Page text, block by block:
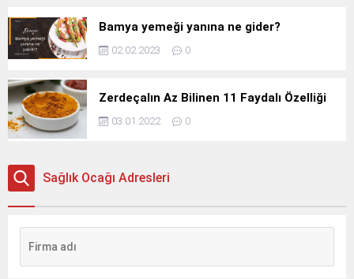
Bamya yemeği yanına ne gider?
02.02.2023 0
Zerdeçalın Az Bilinen 11 Faydalı Özelliği
03.01.2022 0
Sağlık Ocağı Adresleri